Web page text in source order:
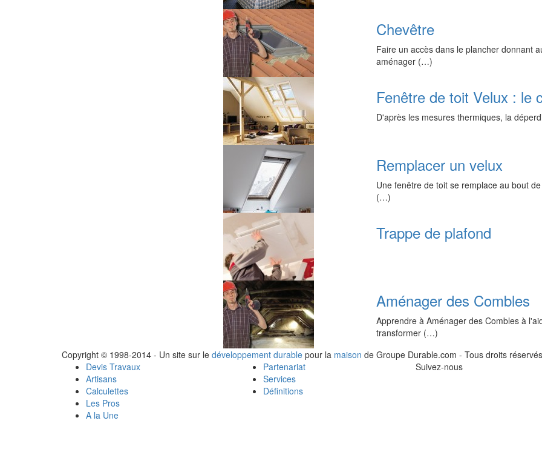
Chevêtre
Faire un accès dans le plancher donnant
aménager (…)
Fenêtre de toit Velux : le
D'après les mesures thermiques, la
Remplacer un velux
Une fenêtre de toit se remplace au bout
(…)
Trappe de plafond
Aménager des Combles
Apprendre à Aménager des Combles à
transformer (…)
Copyright © 1998-2014 - Un site sur le développement durable pour la maison de Groupe Durable.com - Tous droits
Devis Travaux
Artisans
Calculettes
Les Pros
A la Une
Partenariat
Services
Définitions
Suivez-nous